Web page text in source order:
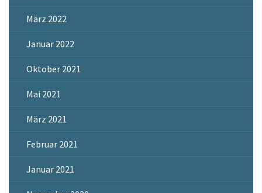
März 2022
Januar 2022
Oktober 2021
Mai 2021
März 2021
Februar 2021
Januar 2021